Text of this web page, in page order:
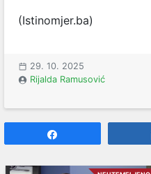
(Istinomjer.ba)
29. 10. 2025
Rijalda Ramusović